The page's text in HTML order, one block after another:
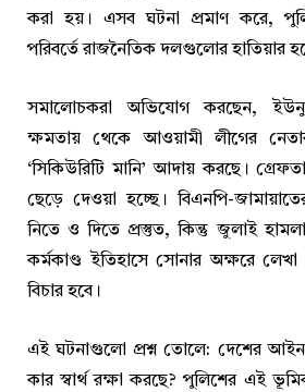
করা হয়। এসব ঘটনা প্রমাণ করে,
পরিবর্তে রাজনৈতিক দলগুলোর হাতিয়ার
সমালোচকরা অভিযোগ করছেন,
ক্ষমতায় থেকে আওয়ামী লীগের
‘সিকিউরিটি মানি’ আদায় করছে।
ছেড়ে দেওয়া হচ্ছে। বিএনপি-
নিতে ও দিতে প্রস্তুত, কিন্তু জুলাই
কর্মকাণ্ড ইতিহাসে সোনার অক্ষরে
বিচার হবে।
এই ঘটনাগুলো প্রশ্ন তোলে: দেশের
কার স্বার্থ রক্ষা করছে? পুলিশের এই